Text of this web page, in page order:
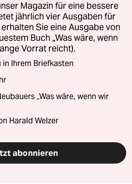
Magazin für eine bessere
jährlich vier Ausgaben für
Sie eine Ausgabe von
Buch „Was wäre, wenn
Vorrat reicht).
Ihrem Briefkasten
„Was wäre, wenn wir
Harald Welzer
abonnieren